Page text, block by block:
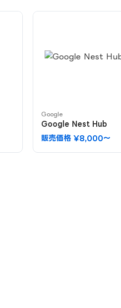
Google
Google Nest Hub
販売価格 ¥8,000〜